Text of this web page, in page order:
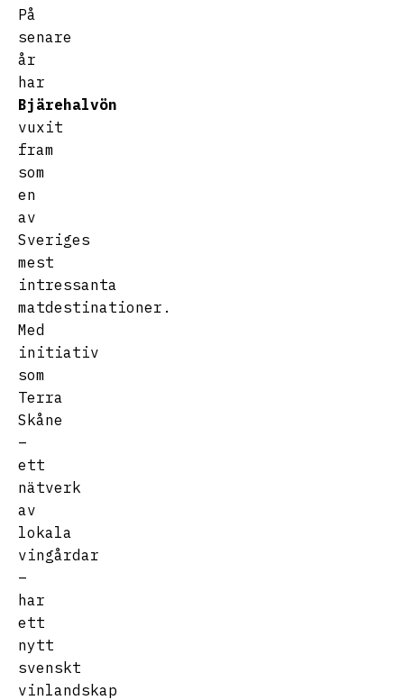
På
senare
år
har
Bjärehalvön
vuxit
fram
som
en
av
Sveriges
mest
intressanta
matdestinationer.
Med
initiativ
som
Terra
Skåne
–
ett
nätverk
av
lokala
vingårdar
–
har
ett
nytt
svenskt
vinlandskap